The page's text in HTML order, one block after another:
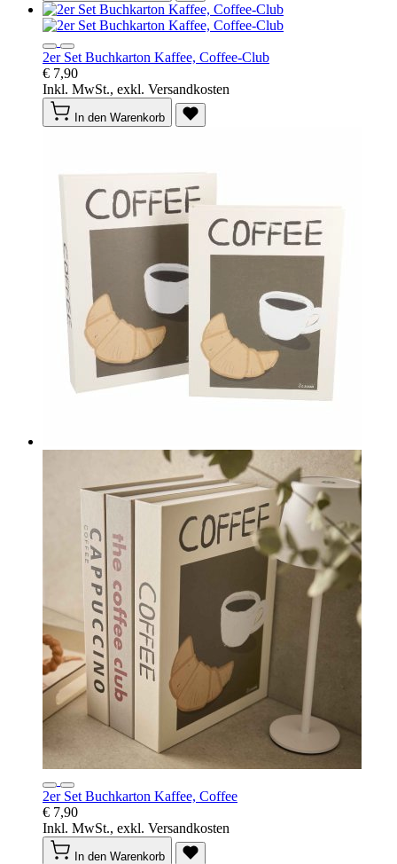
2er Set Buchkarton Kaffee, Coffee-Club
€ 7,90
Inkl. MwSt., exkl. Versandkosten
In den Warenkorb
2er Set Buchkarton Kaffee, Coffee
€ 7,90
Inkl. MwSt., exkl. Versandkosten
In den Warenkorb